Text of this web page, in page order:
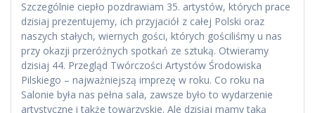
Szczególnie ciepło pozdrawiam 35. artystów, których prace
dzisiaj prezentujemy, ich przyjaciół z całej Polski oraz
naszych stałych, wiernych gości, których gościliśmy u nas
przy okazji przeróżnych spotkań ze sztuką. Otwieramy
dzisiaj 44. Przegląd Twórczości Artystów Środowiska
Pilskiego – najważniejszą imprezę w roku. Co roku na
Salonie była nas pełna sala, zawsze było to wydarzenie
artystyczne i także towarzyskie. Ale dzisiaj mamy taką